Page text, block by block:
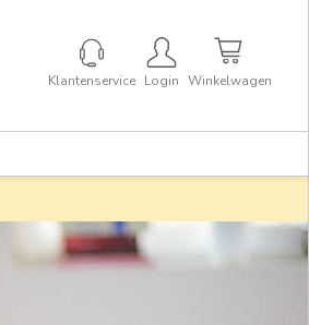
Klantenservice Login Winkelwagen